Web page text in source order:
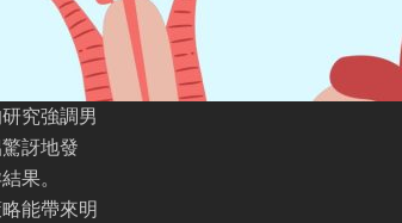
究強調男
訝地發
果。
能帶來明